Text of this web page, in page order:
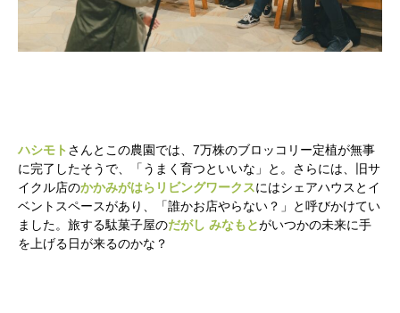
ハシモト さんとこの農園では、7万株のブロッコリー定植が無事
に完了したそうで、「うまく育つといいな」と。さらには、旧サ
イクル店のかかみがはらリビングワークスにはシェアハウスとイ
ベントスペースがあり、「誰かお店やらない？」と呼びかけてい
ました。旅する駄菓子屋のだがし みなもとがいつかの未来に手
を上げる日が来るのかな？